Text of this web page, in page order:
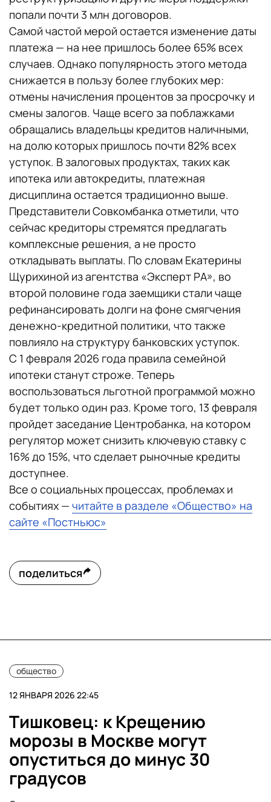
попали почти 3 млн договоров.
Самой частой мерой остается изменение даты
платежа — на нее пришлось более 65% всех
случаев. Однако популярность этого метода
снижается в пользу более глубоких мер:
отмены начисления процентов за просрочку и
смены залогов. Чаще всего за поблажками
обращались владельцы кредитов наличными,
на долю которых пришлось почти 82% всех
уступок. В залоговых продуктах, таких как
ипотека или автокредиты, платежная
дисциплина остается традиционно выше.
Представители Совкомбанка отметили, что
сейчас кредиторы стремятся предлагать
комплексные решения, а не просто
откладывать выплаты. По словам Екатерины
Щурихиной из агентства «Эксперт РА», во
второй половине года заемщики стали чаще
рефинансировать долги на фоне смягчения
денежно-кредитной политики, что также
повлияло на структуру банковских уступок.
С 1 февраля 2026 года правила семейной
ипотеки станут строже. Теперь
воспользоваться льготной программой можно
будет только один раз. Кроме того, 13 февраля
пройдет заседание Центробанка, на котором
регулятор может снизить ключевую ставку с
16% до 15%, что сделает рыночные кредиты
доступнее.
Все о социальных процессах, проблемах и
событиях — читайте в разделе «Общество» на
сайте «Постньюс»
поделиться
общество
12 ЯНВАРЯ 2026 22:45
Тишковец: к Крещению
морозы в Москве могут
опуститься до минус 30
градусов